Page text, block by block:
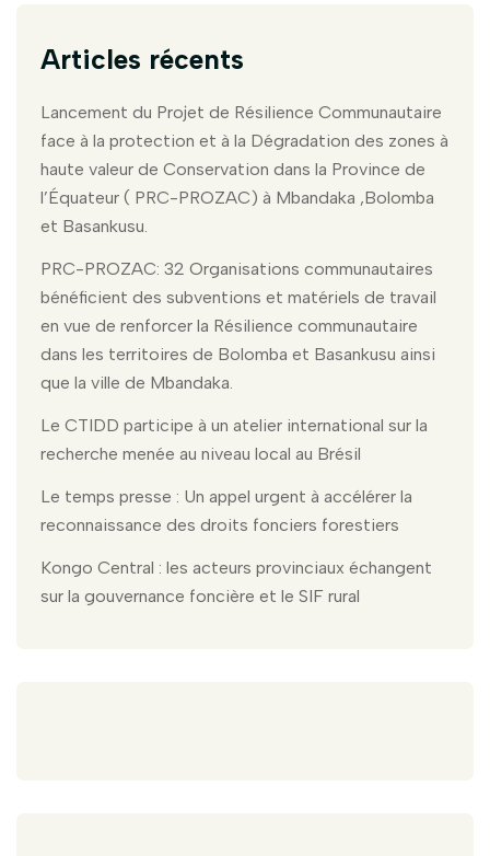
Articles récents
Lancement du Projet de Résilience Communautaire
face à la protection et à la Dégradation des zones à
haute valeur de Conservation dans la Province de
l’Équateur ( PRC-PROZAC) à Mbandaka ,Bolomba
et Basankusu.
PRC-PROZAC: 32 Organisations communautaires
bénéficient des subventions et matériels de travail
en vue de renforcer la Résilience communautaire
dans les territoires de Bolomba et Basankusu ainsi
que la ville de Mbandaka.
Le CTIDD participe à un atelier international sur la
recherche menée au niveau local au Brésil
Le temps presse : Un appel urgent à accélérer la
reconnaissance des droits fonciers forestiers
Kongo Central : les acteurs provinciaux échangent
sur la gouvernance foncière et le SIF rural